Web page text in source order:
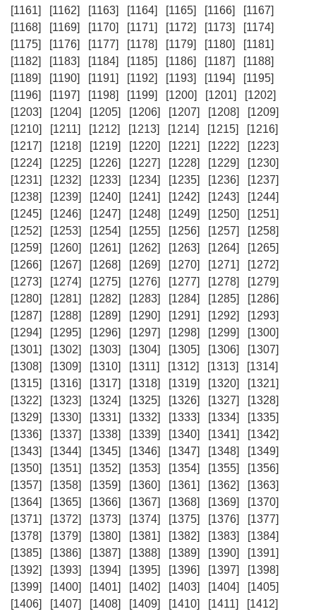
[1161]
[1162] [1163] [1164] [1165] [1166]
[1167]
[1168]
[1169] [1170] [1171] [1172] [1173]
[1174]
[1175]
[1176] [1177] [1178] [1179] [1180]
[1181]
[1182]
[1183] [1184] [1185] [1186] [1187]
[1188]
[1189]
[1190] [1191] [1192] [1193] [1194]
[1195]
[1196]
[1197] [1198] [1199] [1200] [1201]
[1202]
[1203]
[1204] [1205] [1206] [1207] [1208]
[1209]
[1210]
[1211] [1212] [1213] [1214] [1215]
[1216]
[1217]
[1218] [1219] [1220] [1221] [1222]
[1223]
[1224]
[1225] [1226] [1227] [1228] [1229]
[1230]
[1231]
[1232] [1233] [1234] [1235] [1236]
[1237]
[1238]
[1239] [1240] [1241] [1242] [1243]
[1244]
[1245]
[1246] [1247] [1248] [1249] [1250]
[1251]
[1252]
[1253] [1254] [1255] [1256] [1257]
[1258]
[1259]
[1260] [1261] [1262] [1263] [1264]
[1265]
[1266]
[1267] [1268] [1269] [1270] [1271]
[1272]
[1273]
[1274] [1275] [1276] [1277] [1278]
[1279]
[1280]
[1281] [1282] [1283] [1284] [1285]
[1286]
[1287]
[1288] [1289] [1290] [1291] [1292]
[1293]
[1294]
[1295] [1296] [1297] [1298] [1299]
[1300]
[1301]
[1302] [1303] [1304] [1305] [1306]
[1307]
[1308]
[1309] [1310] [1311] [1312] [1313]
[1314]
[1315]
[1316] [1317] [1318] [1319] [1320]
[1321]
[1322]
[1323] [1324] [1325] [1326] [1327]
[1328]
[1329]
[1330] [1331] [1332] [1333] [1334]
[1335]
[1336]
[1337] [1338] [1339] [1340] [1341]
[1342]
[1343]
[1344] [1345] [1346] [1347] [1348]
[1349]
[1350]
[1351] [1352] [1353] [1354] [1355]
[1356]
[1357]
[1358] [1359] [1360] [1361] [1362]
[1363]
[1364]
[1365] [1366] [1367] [1368] [1369]
[1370]
[1371]
[1372] [1373] [1374] [1375] [1376]
[1377]
[1378]
[1379] [1380] [1381] [1382] [1383]
[1384]
[1385]
[1386] [1387] [1388] [1389] [1390]
[1391]
[1392]
[1393] [1394] [1395] [1396] [1397]
[1398]
[1399]
[1400] [1401] [1402] [1403] [1404]
[1405]
[1406]
[1407] [1408] [1409] [1410] [1411]
[1412]